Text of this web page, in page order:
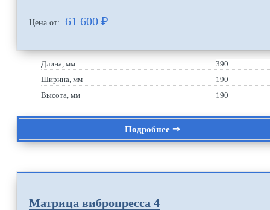
Цена от: 61 600 ₽
Длина, мм
390
Ширина, мм
190
Высота, мм
190
Подробнее ⇒
Матрица вибропресса 4